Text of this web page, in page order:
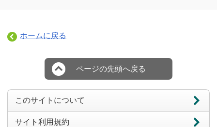
ホームに戻る
ページの先頭へ戻る
このサイトについて
サイト利用規約